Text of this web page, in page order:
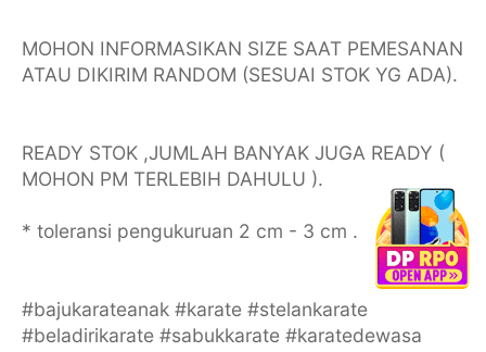
MOHON INFORMASIKAN SIZE SAAT PEMESANAN
ATAU DIKIRIM RANDOM (SESUAI STOK YG ADA).
READY STOK ,JUMLAH BANYAK JUGA READY (
MOHON PM TERLEBIH DAHULU ).
* toleransi pengukuruan 2 cm - 3 cm .
#bajukarateanak #karate #stelankarate
#beladirikarate #sabukkarate #karatedewasa